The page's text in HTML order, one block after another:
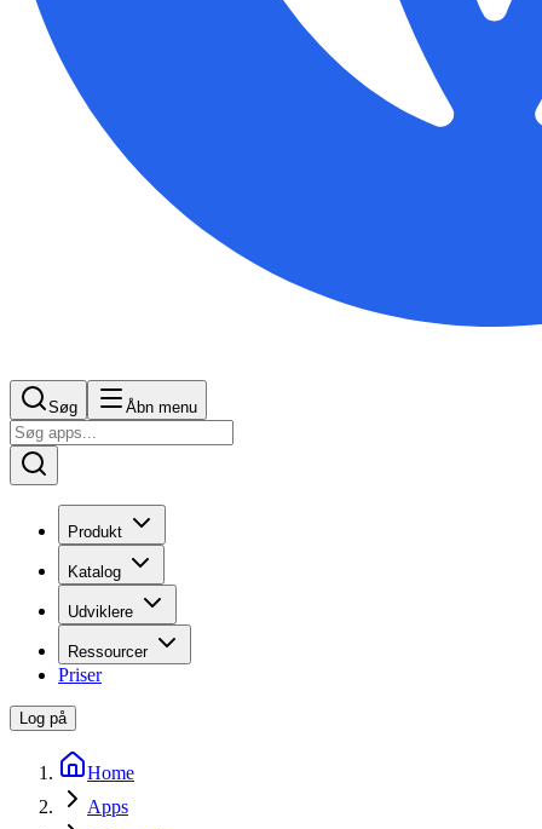
Søg Åbn menu
Produkt
Katalog
Udviklere
Ressourcer
Priser
Log på
Home
Apps